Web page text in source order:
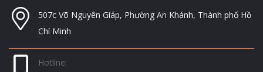
507c Võ Nguyên Giáp, Phường An Khánh, Thành phố Hồ
Chí Minh
Hotline: